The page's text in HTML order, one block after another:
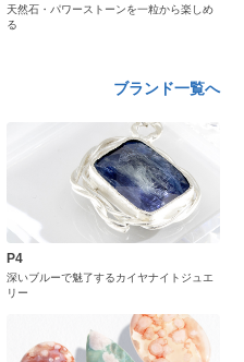
天然石・パワーストーンを一粒から楽しめ
る
ブランド一覧へ
P4
深いブルーで魅了するカイヤナイトジュエ
リー